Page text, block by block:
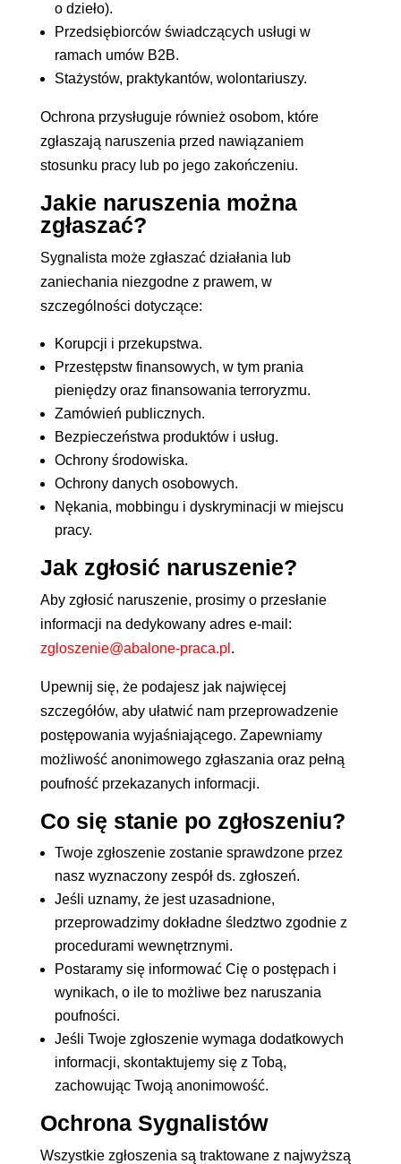
o dzieło).
Przedsiębiorców świadczących usługi w
ramach umów B2B.
Stażystów, praktykantów, wolontariuszy.
Ochrona przysługuje również osobom, które
zgłaszają naruszenia przed nawiązaniem
stosunku pracy lub po jego zakończeniu.
Jakie naruszenia można
zgłaszać?
Sygnalista może zgłaszać działania lub
zaniechania niezgodne z prawem, w
szczególności dotyczące:
Korupcji i przekupstwa.
Przestępstw finansowych, w tym prania
pieniędzy oraz finansowania terroryzmu.
Zamówień publicznych.
Bezpieczeństwa produktów i usług.
Ochrony środowiska.
Ochrony danych osobowych.
Nękania, mobbingu i dyskryminacji w miejscu
pracy.
Jak zgłosić naruszenie?
Aby zgłosić naruszenie, prosimy o przesłanie
informacji na dedykowany adres e-mail:
zgloszenie@abalone-praca.pl .
Upewnij się, że podajesz jak najwięcej
szczegółów, aby ułatwić nam przeprowadzenie
postępowania wyjaśniającego. Zapewniamy
możliwość anonimowego zgłaszania oraz pełną
poufność przekazanych informacji.
Co się stanie po zgłoszeniu?
Twoje zgłoszenie zostanie sprawdzone przez
nasz wyznaczony zespół ds. zgłoszeń.
Jeśli uznamy, że jest uzasadnione,
przeprowadzimy dokładne śledztwo zgodnie z
procedurami wewnętrznymi.
Postaramy się informować Cię o postępach i
wynikach, o ile to możliwe bez naruszania
poufności.
Jeśli Twoje zgłoszenie wymaga dodatkowych
informacji, skontaktujemy się z Tobą,
zachowując Twoją anonimowość.
Ochrona Sygnalistów
Wszystkie zgłoszenia są traktowane z najwyższą